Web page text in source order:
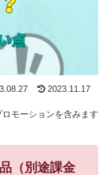
2023.11.17
ロモーションを含みます
（別途課金